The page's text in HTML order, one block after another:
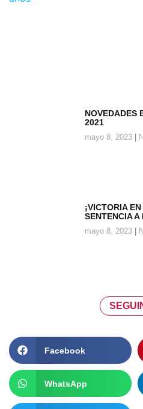
NOVEDADES
2021
mayo 8, 2023
¡VICTORIA
SENTENCIA A
mayo 8, 2023
Facebook
WhatsApp